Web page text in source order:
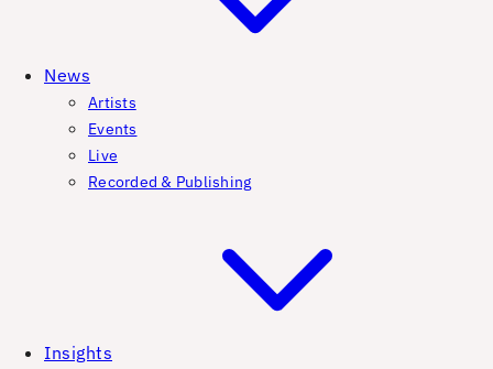
News
Artists
Events
Live
Recorded & Publishing
Insights